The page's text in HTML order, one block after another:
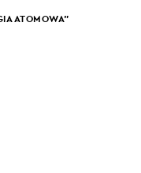
ATOMOWA”